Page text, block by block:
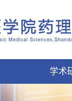
学术